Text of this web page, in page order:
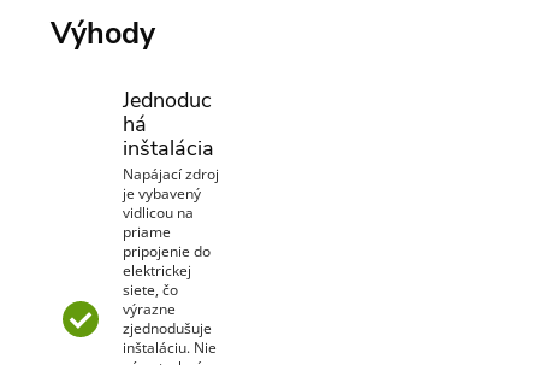
Výhody
Jednoduc
há
inštalácia
Napájací zdroj
je vybavený
vidlicou na
priame
pripojenie do
elektrickej
siete, čo
výrazne
zjednodušuje
inštaláciu. Nie